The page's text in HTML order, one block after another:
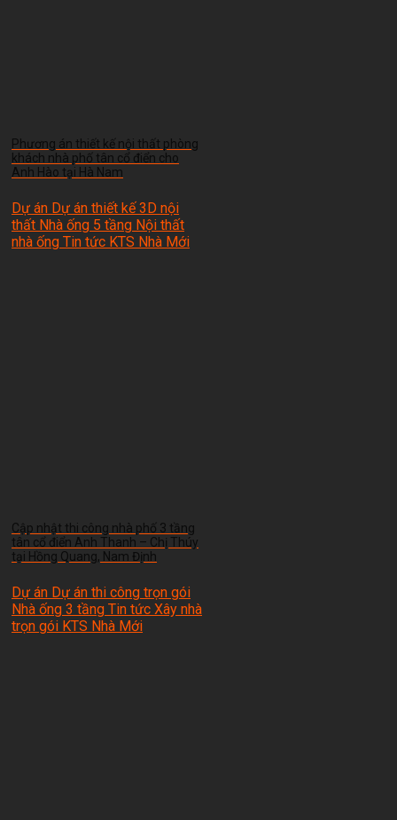
Phương án thiết kế nội thất phòng
khách nhà phố tân cổ điển cho
Anh Hào tại Hà Nam
Dự án Dự án thiết kế 3D nội
thất Nhà ống 5 tầng Nội thất
nhà ống Tin tức KTS Nhà Mới
Cập nhật thi công nhà phố 3 tầng
tân cổ điển Anh Thanh – Chị Thúy
tại Hồng Quang, Nam Định
Dự án Dự án thi công trọn gói
Nhà ống 3 tầng Tin tức Xây nhà
trọn gói KTS Nhà Mới